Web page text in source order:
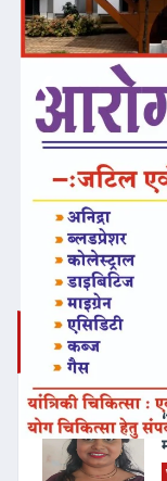
❮
ताज़ा समाचार